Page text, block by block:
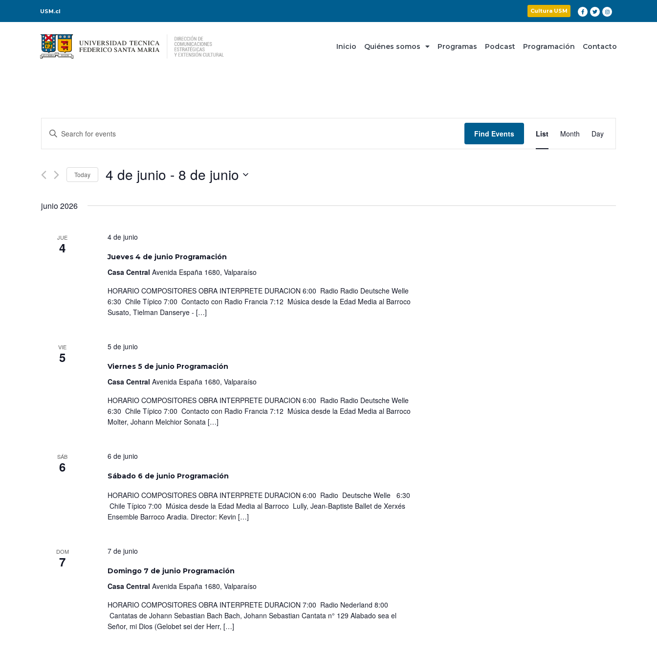
USM.cl Cultura USM
Inicio Quiénes somos Programas Podcast Programación Contacto
Events
Search
and
Views
Navigation
Keyword.
for
Keyword.
Find Events
Views
Navigation
List Month Day
Today 4 de junio - 8 de junio
junio 2026
JUE
4
4 de junio
Jueves 4 de junio Programación
Casa Central Avenida España 1680, Valparaíso
HORARIO COMPOSITORES OBRA INTERPRETE DURACION 6:00 Radio Radio Deutsche Welle
6:30 Chile Típico 7:00 Contacto con Radio Francia 7:12 Música desde la Edad Media al Barroco
Susato, Tielman Danserye - […]
VIE
5
5 de junio
Viernes 5 de junio Programación
Casa Central Avenida España 1680, Valparaíso
HORARIO COMPOSITORES OBRA INTERPRETE DURACION 6:00 Radio Radio Deutsche Welle
6:30 Chile Típico 7:00 Contacto con Radio Francia 7:12 Música desde la Edad Media al Barroco
Molter, Johann Melchior Sonata […]
SÁB
6
6 de junio
Sábado 6 de junio Programación
HORARIO COMPOSITORES OBRA INTERPRETE DURACION 6:00 Radio Deutsche Welle 6:30
Chile Típico 7:00 Música desde la Edad Media al Barroco Lully, Jean-Baptiste Ballet de Xerxés
Ensemble Barroco Aradia. Director: Kevin […]
DOM
7
7 de junio
Domingo 7 de junio Programación
Casa Central Avenida España 1680, Valparaíso
HORARIO COMPOSITORES OBRA INTERPRETE DURACION 7:00 Radio Nederland 8:00
Cantatas de Johann Sebastian Bach Bach, Johann Sebastian Cantata n° 129 Alabado sea el
Señor, mi Dios (Gelobet sei der Herr, […]